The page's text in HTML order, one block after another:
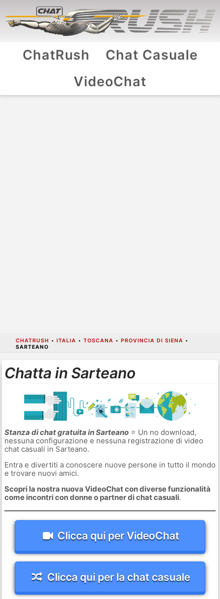
ChatRush
Chat Casuale
VideoChat
CHATRUSH • ITALIA • TOSCANA • PROVINCIA DI SIENA •
SARTEANO
Chatta in Sarteano
Stanza di chat gratuita in Sarteano⭐ Un no download,
nessuna configurazione e nessuna registrazione di video
chat casuali in Sarteano.
Entra e divertiti a conoscere nuove persone in tutto il mondo
e trovare nuovi amici.
Scopri la nostra nuova VideoChat con diverse funzionalità
come incontri con donne o partner di chat casuali.
Clicca qui per VideoChat
Clicca qui per la chat casuale